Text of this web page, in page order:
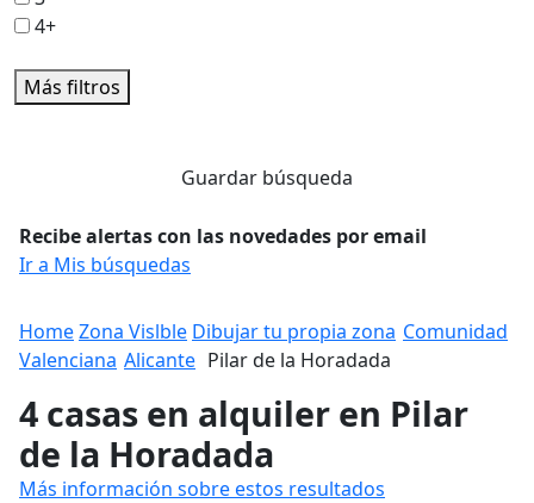
4+
Más filtros
Guardar búsqueda
Recibe alertas con las novedades por email
Ir a Mis búsquedas
HomeZona Vislble Dibujar tu propia zona Comunidad
Valenciana Alicante Pilar de la Horadada
4 casas en alquiler en Pilar
de la Horadada
Más información sobre estos resultados